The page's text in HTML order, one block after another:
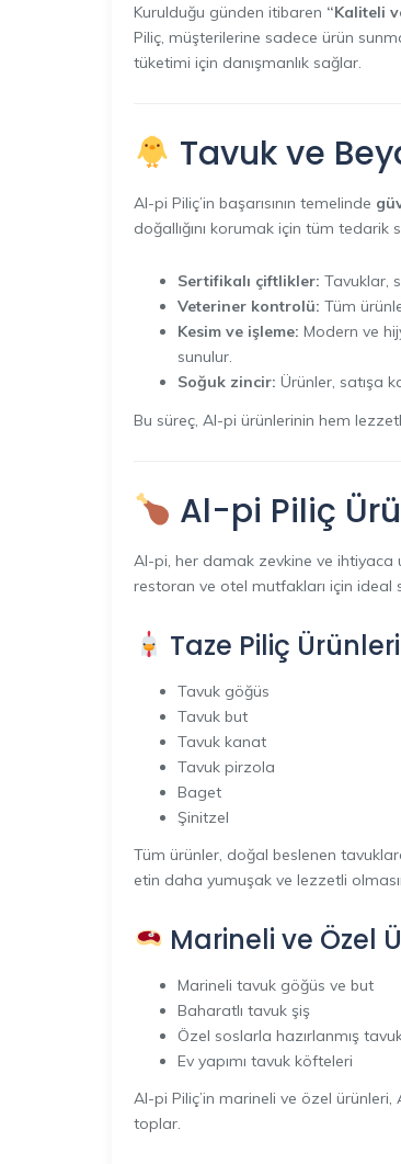
Kurulduğu günden itibaren “Kaliteli
Piliç, müşterilerine sadece ürün
tüketimi için danışmanlık sağlar.
Tavuk ve
Al-pi Piliç’in başarısının temelinde
doğallığını korumak için tüm tedarik
Sertifikalı çiftlikler: Tavuklar,
Veteriner kontrolü: Tüm
Kesim ve işleme: Modern ve
sunulur.
Soğuk zincir: Ürünler, satışa
Bu süreç, Al-pi ürünlerinin hem
Al-pi Piliç
Al-pi, her damak zevkine ve ihtiyaca
restoran ve otel mutfakları için ideal
Taze Piliç Ürünleri
Tavuk göğüs
Tavuk but
Tavuk kanat
Tavuk pirzola
Baget
Şinitzel
Tüm ürünler, doğal beslenen
etin daha yumuşak ve lezzetli
Marineli ve Özel
Marineli tavuk göğüs ve but
Baharatlı tavuk şiş
Özel soslarla hazırlanmış
Ev yapımı tavuk köfteleri
Al-pi Piliç’in marineli ve özel
toplar.